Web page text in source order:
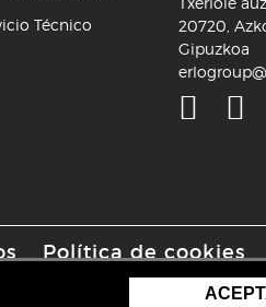
Técnico
20720,
Gipuzkoa
Política de cookies
de cookies